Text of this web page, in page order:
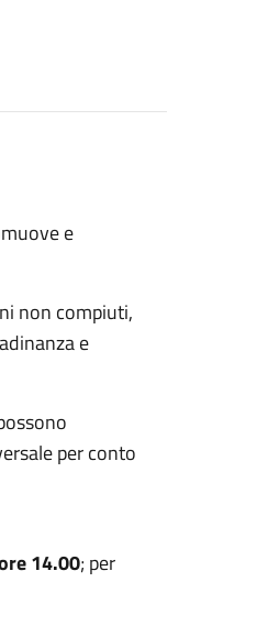
e
non compiuti,
e
per conto
14.00; per